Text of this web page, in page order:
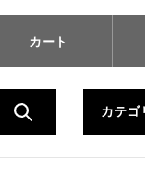
カート
カテゴ